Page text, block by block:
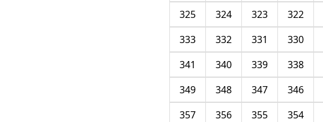
322
323
324
325
330
331
332
333
338
339
340
341
346
347
348
349
354
355
356
357